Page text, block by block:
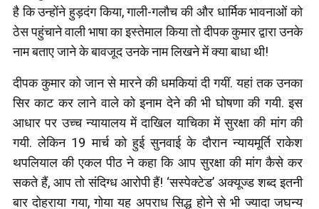
है कि उन्होंने हुड़दंग किया, गाली-गलौच की और धार्मिक भावनाओं को
ठेस पहुंचाने वाली भाषा का इस्तेमाल किया तो दीपक कुमार द्वारा उनके
नाम बताए जाने के बावजूद उनके नाम लिखने में क्या बाधा थी!
दीपक कुमार को जान से मारने की धमकियां दी गयीं. यहां तक उनका
सिर काट कर लाने वाले को इनाम देने की भी घोषणा की गयी. इस
आधार पर उच्च न्यायालय में दाखिल याचिका में सुरक्षा की मांग की
गयी. लेकिन 19 मार्च को हुई सुनवाई के दौरान न्यायमूर्ति राकेश
थपलियाल की एकल पीठ ने कहा कि आप सुरक्षा की मांग कैसे कर
सकते हैं, आप तो संदिग्ध आरोपी हैं! ‘सस्पेक्टेड’ अक्यूज्ड शब्द इतनी
बार दोहराया गया, गोया यह अपराध सिद्ध होने से भी ज्यादा जघन्य